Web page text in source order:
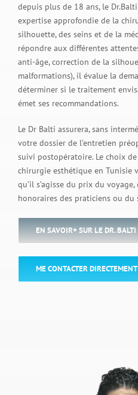
depuis plus de 18 ans, le
expertise approfondie de la
silhouette, des seins et de la
répondre aux différentes
anti-âge, correction de la
malformations), il évalue la
déterminer si le traitement
émet ses recommandations.
Le Dr Balti assurera, sans
votre dossier de l’entretien
suivi postopératoire. Le choix
chirurgie esthétique en Tunisie
qu’il s’agisse du prix du
honoraires des praticiens ou du
EN SAVOIR+ SUR LE DR. BALTI
ME CONTACTER DIRECTEMENT